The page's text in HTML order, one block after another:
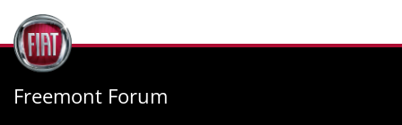
Freemont Forum